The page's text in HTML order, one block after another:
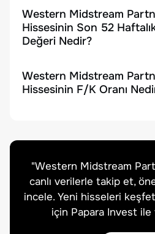
Western Midstream
Hissesinin Son 52
Değeri Nedir?
Western Midstream
Hissesinin F/K Oranı
"Western Midstream
canlı verilerle takip et,
incele. Yeni hisseleri
için Papara Invest ile